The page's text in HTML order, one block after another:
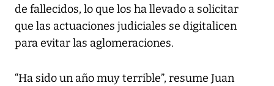
de fallecidos, lo que los ha llevado a solicitar
que las actuaciones judiciales se digitalicen
para evitar las aglomeraciones.
“Ha sido un año muy terrible”, resume Juan